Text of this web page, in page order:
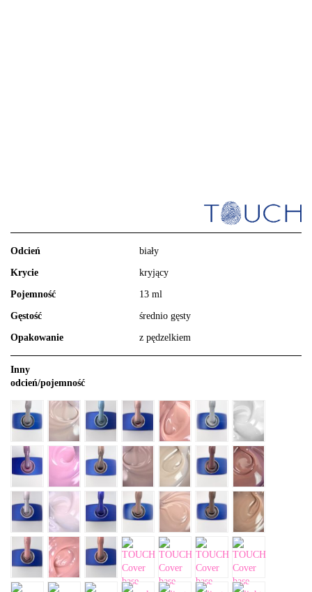
Odcień biały
Krycie kryjący
Pojemność 13 ml
Gęstość średnio gęsty
Opakowanie z pędzelkiem
Inny
odcień/pojemność